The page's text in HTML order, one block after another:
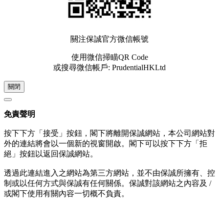
關注保誠官方微信帳號
使用微信掃瞄QR Code
或搜尋微信帳戶: PrudentialHKLtd
關閉
免責聲明
按下下方「接受」按鈕，閣下將離開保誠網站，本公司網站對
外的連結將會以一個新的視窗開啟。閣下可以按下下方「拒
絕」按鈕以返回保誠網站。
透過此連結進入之網站為第三方網站，並不由保誠所擁有、控
制或以任何方式與保誠有任何關係。保誠對該網站之內容及 /
或閣下使用有關內容一切概不負責。